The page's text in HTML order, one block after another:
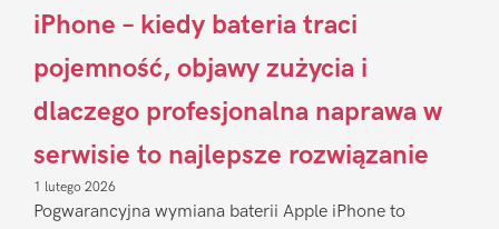
iPhone – kiedy bateria traci
pojemność, objawy zużycia i
dlaczego profesjonalna naprawa w
serwisie to najlepsze rozwiązanie
1 lutego 2026
Pogwarancyjna wymiana baterii Apple iPhone to